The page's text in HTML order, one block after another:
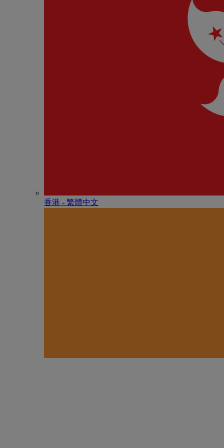
香港 - 繁體中文